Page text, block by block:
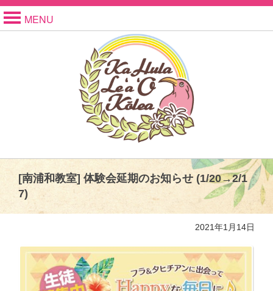
MENU
[南浦和教室] 体験会延期のお知らせ (1/20→2/1
7)
2021年1月14日